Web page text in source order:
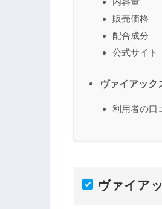
販売価格
配合成分
公式サイト
ヴァイアック
利用者の口
ヴァイア